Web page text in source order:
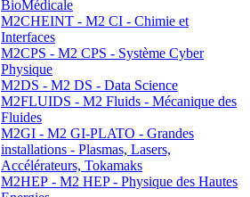
BioMédicale
M2CHEINT - M2 CI - Chimie et
Interfaces
M2CPS - M2 CPS - Système Cyber
Physique
M2DS - M2 DS - Data Science
M2FLUIDS - M2 Fluids - Mécanique des
Fluides
M2GI - M2 GI-PLATO - Grandes
installations - Plasmas, Lasers,
Accélérateurs, Tokamaks
M2HEP - M2 HEP - Physique des Hautes